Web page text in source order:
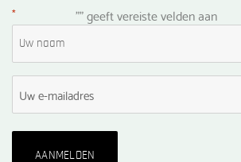
"
* " geeft vereiste velden aan